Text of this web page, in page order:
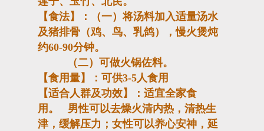
【食法】：（一）将汤料加入适量汤水
及猪排骨（鸡、鸟、乳鸽），慢火煲炖
约60-90分钟。
（二）可做火锅佐料。
【食用量】：可供3-5人食用
【适合人群及功效】：适宜全家食
用。
男性可以去燥火清内热，清热生
津，缓解压力；女性可以养心安神，延